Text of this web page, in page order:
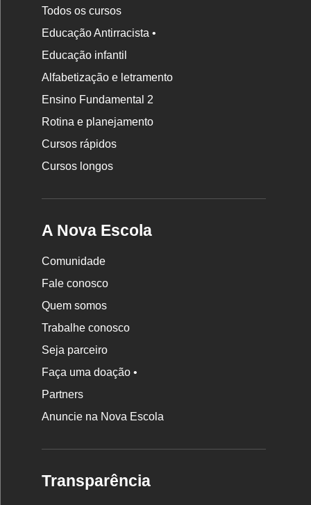
Todos os cursos
Educação Antirracista •
Educação infantil
Alfabetização e letramento
Ensino Fundamental 2
Rotina e planejamento
Cursos rápidos
Cursos longos
A Nova Escola
Comunidade
Fale conosco
Quem somos
Trabalhe conosco
Seja parceiro
Faça uma doação •
Partners
Anuncie na Nova Escola
Transparência